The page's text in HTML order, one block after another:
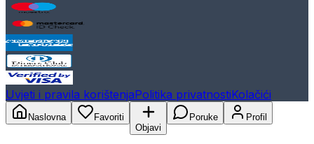
Uvjeti i pravila korištenjaPolitika privatnostiKolačići
Naslovna
Favoriti
Objavi
Poruke Profil